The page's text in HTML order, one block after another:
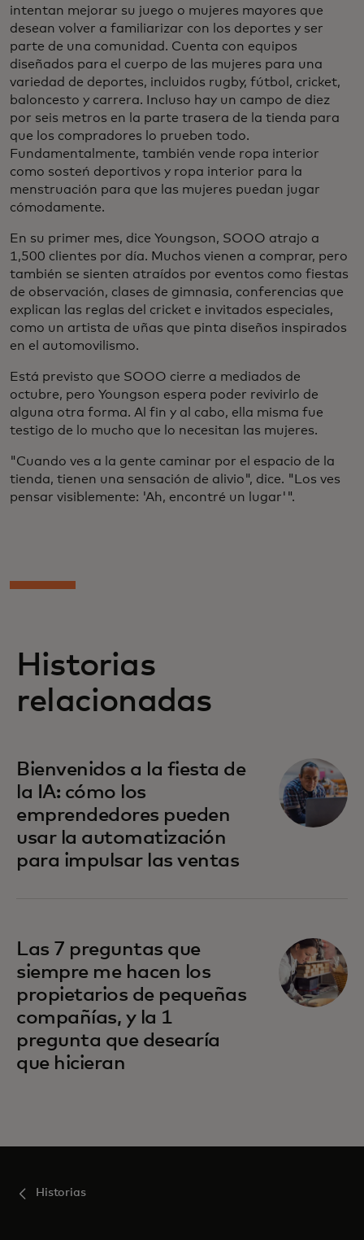
intentan mejorar su juego o mujeres mayores que
desean volver a familiarizar con los deportes y ser
parte de una comunidad. Cuenta con equipos
diseñados para el cuerpo de las mujeres para una
variedad de deportes, incluidos rugby, fútbol, cricket,
baloncesto y carrera. Incluso hay un campo de diez
por seis metros en la parte trasera de la tienda para
que los compradores lo prueben todo.
Fundamentalmente, también vende ropa interior
como sosteń deportivos y ropa interior para la
menstruación para que las mujeres puedan jugar
cómodamente.
En su primer mes, dice Youngson, SOOO atrajo a
1,500 clientes por día. Muchos vienen a comprar, pero
también se sienten atraídos por eventos como fiestas
de observación, clases de gimnasia, conferencias que
explican las reglas del cricket e invitados especiales,
como un artista de uñas que pinta diseños inspirados
en el automovilismo.
Está previsto que SOOO cierre a mediados de
octubre, pero Youngson espera poder revivirlo de
alguna otra forma. Al fin y al cabo, ella misma fue
testigo de lo mucho que lo necesitan las mujeres.
"Cuando ves a la gente caminar por el espacio de la
tienda, tienen una sensación de alivio", dice. "Los ves
pensar visiblemente: 'Ah, encontré un lugar'".
Historias
relacionadas
Bienvenidos a la fiesta de
la IA: cómo los
emprendedores pueden
usar la automatización
para impulsar las ventas
Las 7 preguntas que
siempre me hacen los
propietarios de pequeñas
compañías, y la 1
pregunta que desearía
que hicieran
Historias